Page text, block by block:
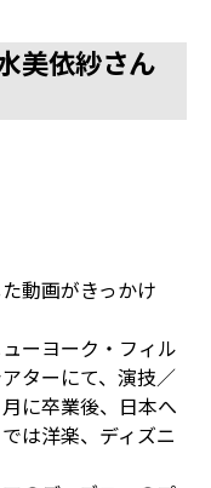
美依紗さん
動画がきっかけ
ーヨーク・フィル
ターにて、演技／
に卒業後、日本へ
は洋楽、ディズニ